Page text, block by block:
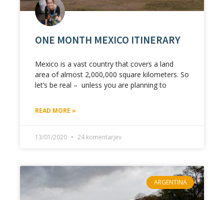
ONE MONTH MEXICO ITINERARY
Mexico is a vast country that covers a land
area of almost 2,000,000 square kilometers. So
let’s be real – unless you are planning to
READ MORE »
13/01/2020 24 komentarjev
ARGENTINA